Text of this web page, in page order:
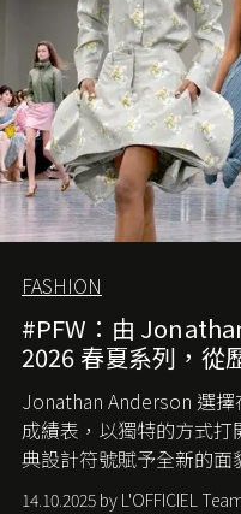
FASHION
#PFW：由
2026 春夏系列，從
Jonathan Anderson 選
成績表，以獨特的方式
典設計符號賦予全新的
Anderson 的 Dior 時代。
14.10.2025 by L'OFFICIEL